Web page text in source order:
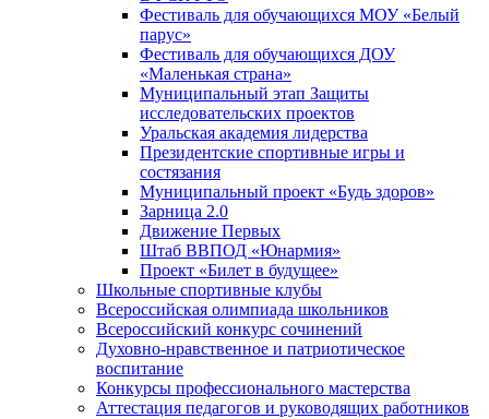
Фестиваль для обучающихся МОУ «Белый
парус»
Фестиваль для обучающихся ДОУ
«Маленькая страна»
Муниципальный этап Защиты
исследовательских проектов
Уральская академия лидерства
Президентские спортивные игры и
состязания
Муниципальный проект «Будь здоров»
Зарница 2.0
Движение Первых
Штаб ВВПОД «Юнармия»
Проект «Билет в будущее»
Школьные спортивные клубы
Всероссийская олимпиада школьников
Всероссийский конкурс сочинений
Духовно-нравственное и патриотическое
воспитание
Конкурсы профессионального мастерства
Аттестация педагогов и руководящих работников